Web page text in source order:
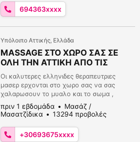
6943631220 να μιλήσουμε για ότι
γουστάρεις, και να χύσουμε παρέα. Το
694363xxxx
Υπόλοιπο Αττικής, Ελλάδα
MASSAGE ΣΤΟ ΧΩΡΟ ΣΑΣ ΣΕ
ΟΛΗ ΤΗΝ ΑΤΤΙΚΗ ΑΠΟ ΤΙΣ
ΚΑΛΥΤΕΡΕΣ ΕΛΛΗΝΙΔΕΣ
ΚΟΠΕΛΕΣ
Οι καλυτερες ελληνιδες θεραπευτριες
μασερ ερχονται στο χωρο σας να σας
χαλαρωσουν το μυαλο και το σωμα ,
προσφερουν ολα τα ειδη μασαζ σε ολο το
κορμι , για αντρες , γυναικες και ζευγαρια
με ενα τηλεφωνο η μηνυμα στο viber
ερχονται οπουδηποτε και αν βρισκεστε
ξενοδοχειο , σπιτι , σκαφος , γραφειο
πριν 1 εβδομάδα
Μασάζ /
Μασατζίδικα
13294 προβολές
+30693675xxxx